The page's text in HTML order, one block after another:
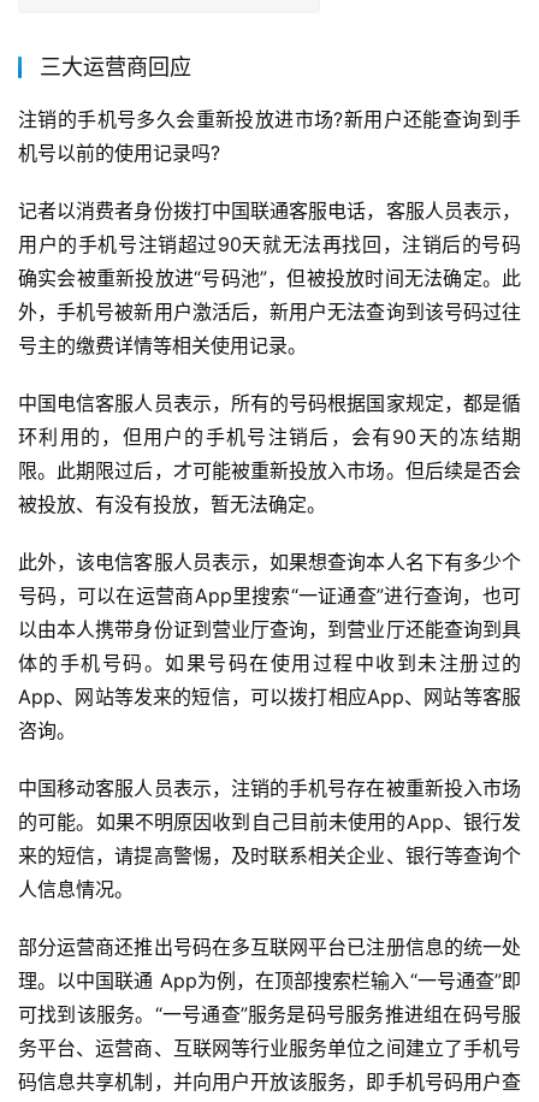
三大运营商回应
注销的手机号多久会重新投放进市场?新用户还能查询到手
机号以前的使用记录吗?
记者以消费者身份拨打中国联通客服电话，客服人员表示，
用户的手机号注销超过90天就无法再找回，注销后的号码
确实会被重新投放进“号码池”，但被投放时间无法确定。此
外，手机号被新用户激活后，新用户无法查询到该号码过往
号主的缴费详情等相关使用记录。
中国电信客服人员表示，所有的号码根据国家规定，都是循
环利用的，但用户的手机号注销后，会有90天的冻结期
限。此期限过后，才可能被重新投放入市场。但后续是否会
被投放、有没有投放，暂无法确定。
此外，该电信客服人员表示，如果想查询本人名下有多少个
号码，可以在运营商App里搜索“一证通查”进行查询，也可
以由本人携带身份证到营业厅查询，到营业厅还能查询到具
体的手机号码。如果号码在使用过程中收到未注册过的
App、网站等发来的短信，可以拨打相应App、网站等客服
咨询。
中国移动客服人员表示，注销的手机号存在被重新投入市场
的可能。如果不明原因收到自己目前未使用的App、银行发
来的短信，请提高警惕，及时联系相关企业、银行等查询个
人信息情况。
部分运营商还推出号码在多互联网平台已注册信息的统一处
理。以中国联通 App为例，在顶部搜索栏输入“一号通查”即
可找到该服务。“一号通查”服务是码号服务推进组在码号服
务平台、运营商、互联网等行业服务单位之间建立了手机号
码信息共享机制，并向用户开放该服务，即手机号码用户查